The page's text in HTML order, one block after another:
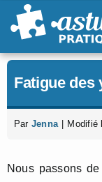
Passer
au
Fatigue des
Par Jenna Modifié
Nous passons